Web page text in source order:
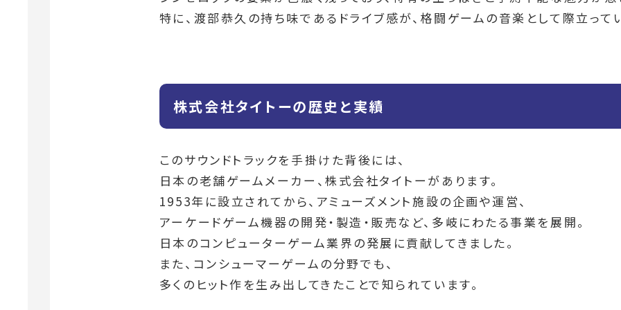
特に、渡部恭久の持ち味であるドライブ感が、格闘ゲームの音楽として際立って
株式会社タイトーの歴史と実績
このサウンドトラックを手掛けた背後には、
日本の老舗ゲームメーカー、株式会社タイトーがあります。
1953年に設立されてから、アミューズメント施設の企画や運営、
アーケードゲーム機器の開発・製造・販売など、多岐にわたる事業を展開。
日本のコンピューターゲーム業界の発展に貢献してきました。
また、コンシューマーゲームの分野でも、
多くのヒット作を生み出してきたことで知られています。